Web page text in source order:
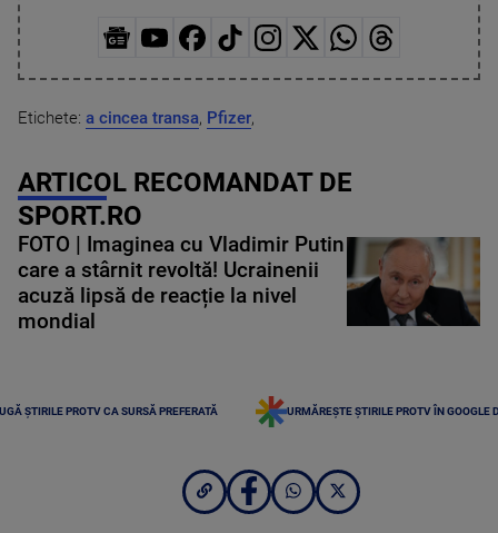
Etichete: a cincea transa, Pfizer,
ARTICOL RECOMANDAT DE
SPORT.RO
FOTO | Imaginea cu Vladimir Putin
care a stârnit revoltă! Ucrainenii
acuză lipsă de reacție la nivel
mondial
ȘTIRILE PROTV CA SURSĂ PREFERATĂ URMĂREȘTE ȘTIRILE PROTV ÎN GOOGLE